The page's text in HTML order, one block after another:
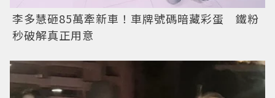
李多慧砸85萬牽新車！車牌號碼暗藏彩蛋 鐵粉
秒破解真正用意